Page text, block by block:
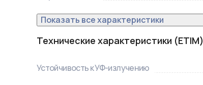
Показать все характеристики
Технические характеристики (ETIM)
Устойчивость к УФ-излучению